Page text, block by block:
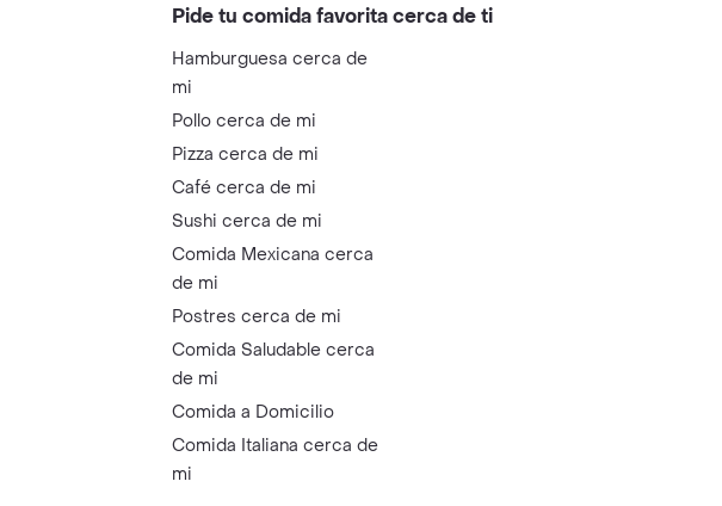
Pide tu comida favorita cerca de ti
Hamburguesa cerca de
mi
Pollo cerca de mi
Pizza cerca de mi
Café cerca de mi
Sushi cerca de mi
Comida Mexicana cerca
de mi
Postres cerca de mi
Comida Saludable cerca
de mi
Comida a Domicilio
Comida Italiana cerca de
mi